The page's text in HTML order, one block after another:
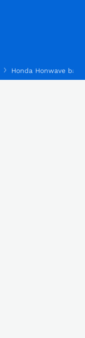
Honda Honwave